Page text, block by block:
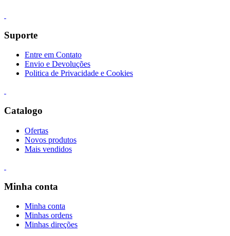
Suporte
Entre em Contato
Envio e Devoluções
Politica de Privacidade e Cookies
Catalogo
Ofertas
Novos produtos
Mais vendidos
Minha conta
Minha conta
Minhas ordens
Minhas direções